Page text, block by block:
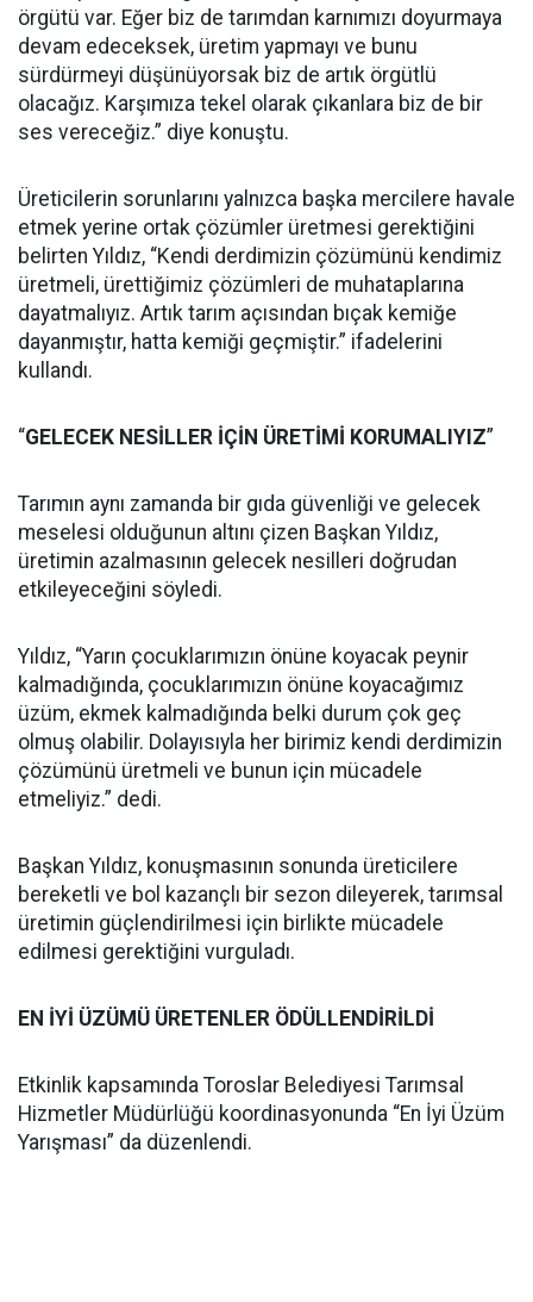
örgütü var. Eğer biz de tarımdan karnımızı doyurmaya
devam edeceksek, üretim yapmayı ve bunu
sürdürmeyi düşünüyorsak biz de artık örgütlü
olacağız. Karşımıza tekel olarak çıkanlara biz de bir
ses vereceğiz.” diye konuştu.
Üreticilerin sorunlarını yalnızca başka mercilere havale
etmek yerine ortak çözümler üretmesi gerektiğini
belirten Yıldız, “Kendi derdimizin çözümünü kendimiz
üretmeli, ürettiğimiz çözümleri de muhataplarına
dayatmalıyız. Artık tarım açısından bıçak kemiğe
dayanmıştır, hatta kemiği geçmiştir.” ifadelerini
kullandı.
“GELECEK NESİLLER İÇİN ÜRETİMİ KORUMALIYIZ”
Tarımın aynı zamanda bir gıda güvenliği ve gelecek
meselesi olduğunun altını çizen Başkan Yıldız,
üretimin azalmasının gelecek nesilleri doğrudan
etkileyeceğini söyledi.
Yıldız, “Yarın çocuklarımızın önüne koyacak peynir
kalmadığında, çocuklarımızın önüne koyacağımız
üzüm, ekmek kalmadığında belki durum çok geç
olmuş olabilir. Dolayısıyla her birimiz kendi derdimizin
çözümünü üretmeli ve bunun için mücadele
etmeliyiz.” dedi.
Başkan Yıldız, konuşmasının sonunda üreticilere
bereketli ve bol kazançlı bir sezon dileyerek, tarımsal
üretimin güçlendirilmesi için birlikte mücadele
edilmesi gerektiğini vurguladı.
EN İYİ ÜZÜMÜ ÜRETENLER ÖDÜLLENDİRİLDİ
Etkinlik kapsamında Toroslar Belediyesi Tarımsal
Hizmetler Müdürlüğü koordinasyonunda “En İyi Üzüm
Yarışması” da düzenlendi.